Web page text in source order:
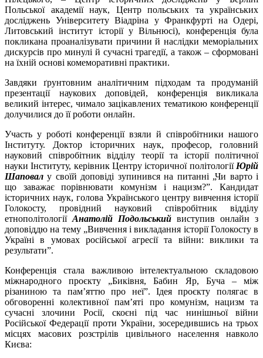
Польської академії наук, Центр польських та українських
досліджень Університету Віадріна у Франкфурті на Одері,
Литовський інститут історії у Вільнюсі), конференція була
покликана проаналізувати причини й наслідки меморіальних
дискурсів про минулі й сучасні трагедії, а також – сформовані
на їхній основі комеморативні практики.
Завдяки ґрунтовним аналітичним підходам та продуманій
презентації наукових доповідей, конференція викликала
великий інтерес, чимало зацікавлених тематикою конференції
долучилися до її роботи онлайн.
Участь у роботі конференції взяли й співробітники нашого
Інституту. Доктор історичних наук, професор, головний
науковий співробітник відділу теорії та історії політичної
науки Інституту, керівник Центру історичної політології Юрій
Шаповал у своїй доповіді зупинився на питанні „Чи варто і
що заважає порівнювати комунізм і нацизм?”. Кандидат
історичних наук, голова Українського центру вивчення історії
Голокосту, провідний науковий співробітник відділу
етнополітології Анатолій Подольський виступив онлайн з
доповіддю на тему „Вивчення і викладання історії Голокосту в
Україні в умовах російської агресії та війни: виклики та
результати”.
Конференція стала важливою інтелектуальною складовою
міжнародного проєкту „Биківня, Бабин Яр, Буча – між
різаниною та пам’яттю про неї”. Ідея проєкту полягає в
обговоренні колективної пам’яті про комунізм, нацизм та
сучасні злочини Росії, скоєні під час нинішньої війни
Російської Федерації проти України, зосередившись на трьох
місцях масових розстрілів цивільного населення навколо
Києва: